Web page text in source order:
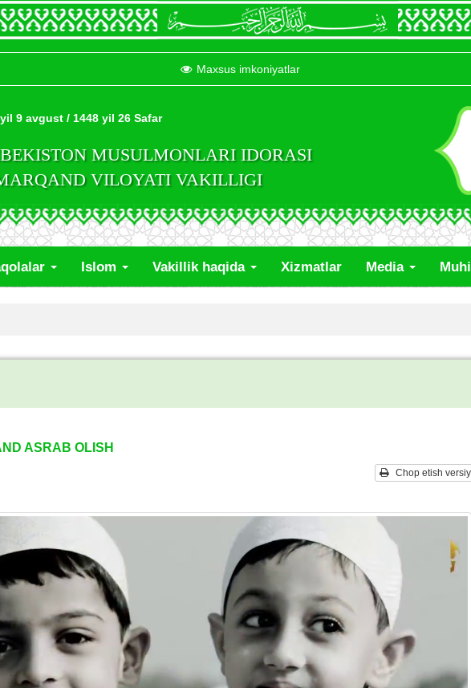
Maxsus imkoniyatlar
9 avgust / 1448 yil 26 Safar
MUSULMONLARI IDORASI
VILOYATI VAKILLIGI
Islom Vakillik haqida Xizmatlar Media
ASRAB OLISH
Chop etish